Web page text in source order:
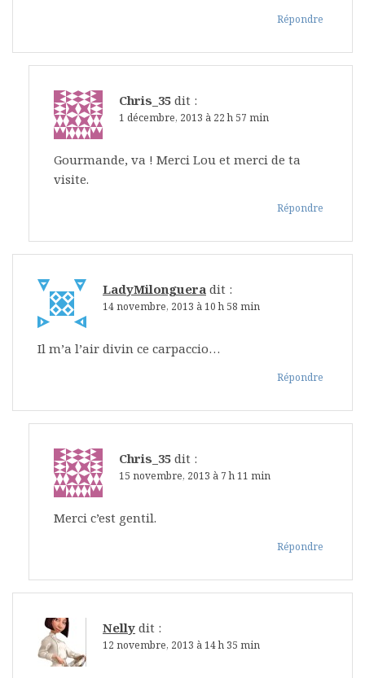
Répondre
Chris_35 dit :
1 décembre, 2013 à 22 h 57 min
Gourmande, va ! Merci Lou et merci de ta
visite.
Répondre
LadyMilonguera dit :
14 novembre, 2013 à 10 h 58 min
Il m’a l’air divin ce carpaccio…
Répondre
Chris_35 dit :
15 novembre, 2013 à 7 h 11 min
Merci c’est gentil.
Répondre
Nelly dit :
12 novembre, 2013 à 14 h 35 min